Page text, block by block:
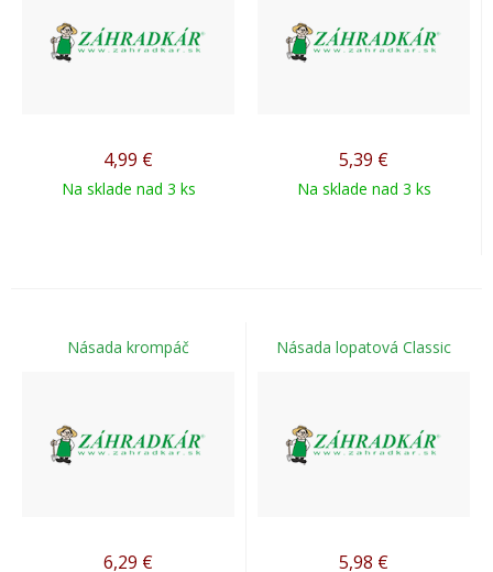
4,99 €
Na sklade nad 3 ks
5,39 €
Na sklade nad 3 ks
Násada krompáč
6,29 €
Násada lopatová Classic
5,98 €